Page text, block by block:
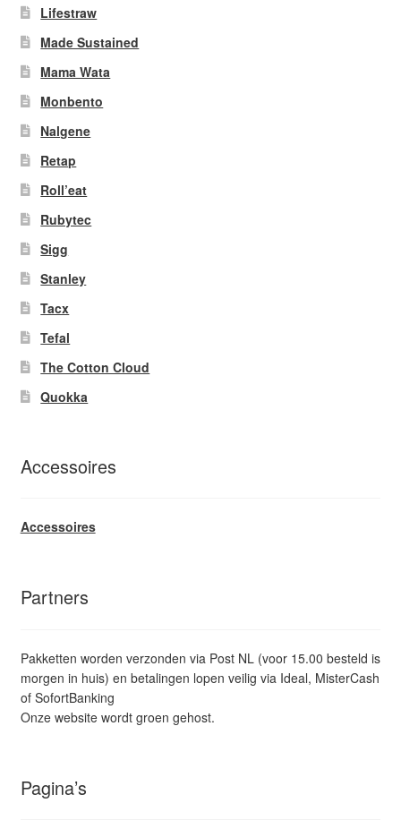
Lifestraw
Made Sustained
Mama Wata
Monbento
Nalgene
Retap
Roll’eat
Rubytec
Sigg
Stanley
Tacx
Tefal
The Cotton Cloud
Quokka
Accessoires
Accessoires
Partners
Pakketten worden verzonden via Post NL (voor 15.00 besteld is
morgen in huis) en betalingen lopen veilig via Ideal, MisterCash
of SofortBanking
Onze website wordt groen gehost.
Pagina’s